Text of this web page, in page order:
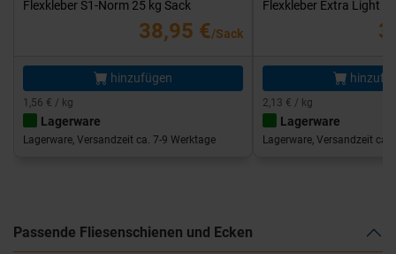
Flexkleber S1-Norm 25 kg Sack
38,95 €/Sack
hinzufügen
1,56 € / kg
Lagerware
Lagerware, Versandzeit ca. 7-9 Werktage
Flexkleber Extra Light
2,13 € / kg
Lagerware
Lagerware, Versandzeit ca.
Passende Fliesenschienen und Ecken